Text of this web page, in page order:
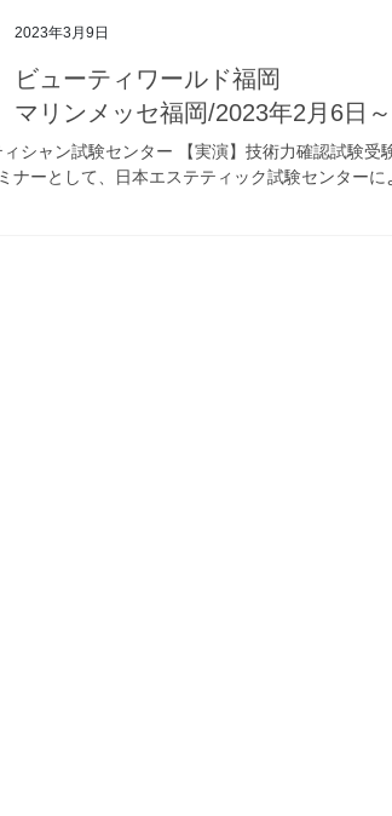
2023年3月9日
ビューティワールド福岡
マリンメッセ福岡/2023年2月6日
シャン試験センター 【実演】技術力確認試験受
ナーとして、日本エステティック試験センターに